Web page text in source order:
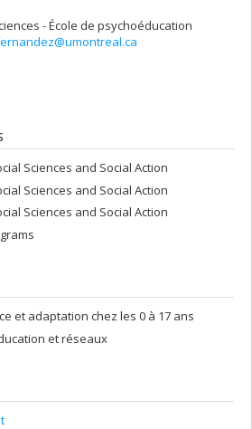
- École de psychoéducation
Sciences and Social Action
Sciences and Social Action
Sciences and Social Action
et adaptation chez les 0 à 17 ans
et réseaux